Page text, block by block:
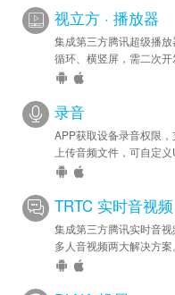
视立方 · 播放器
集成第三方腾讯超级播放
循环、横竖屏，需二次开
录音
APP获取设备录音权限，
上传音频文件，可自定义
TRTC 实时音视频
集成第三方腾讯实时音
多人音视频两大解决方案。